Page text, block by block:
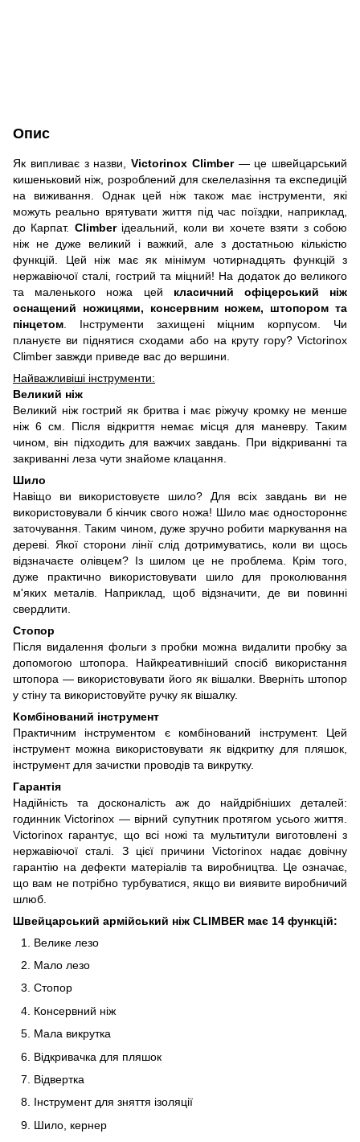
Опис
Як випливає з назви, Victorinox Climber— це швейцарський
кишеньковий ніж, розроблений для скелелазіння та експедицій
на виживання. Однак цей ніж також має інструменти, які
можуть реально врятувати життя під час поїздки, наприклад,
до Карпат. Climber ідеальний, коли ви хочете взяти з собою
ніж не дуже великий і важкий, але з достатньою кількістю
функцій. Цей ніж має як мінімум чотирнадцять функцій з
нержавіючої сталі, гострий та міцний! На додаток до великого
та маленького ножа цей класичний офіцерський ніж
оснащений ножицями, консервним ножем, штопором та
пінцетом . Інструменти захищені міцним корпусом. Чи
плануєте ви піднятися сходами або на круту гору? Victorinox
Climber завжди приведе вас до вершини.
Найважливіші інструменти:
Великий ніж
Великий ніж гострий як бритва і має ріжучу кромку не менше
ніж 6 см. Після відкриття немає місця для маневру. Таким
чином, він підходить для важчих завдань. При відкриванні та
закриванні леза чути знайоме клацання.
Шило
Навіщо ви використовуєте шило? Для всіх завдань ви не
використовували б кінчик свого ножа! Шило має одностороннє
заточування. Таким чином, дуже зручно робити маркування на
дереві. Якої сторони лінії слід дотримуватись, коли ви щось
відзначаєте олівцем? Із шилом це не проблема. Крім того,
дуже практично використовувати шило для проколювання
м'яких металів. Наприклад, щоб відзначити, де ви повинні
свердлити.
Стопор
Після видалення фольги з пробки можна видалити пробку за
допомогою штопора. Найкреативніший спосіб використання
штопора — використовувати його як вішалки. Вверніть штопор
у стіну та використовуйте ручку як вішалку.
Комбінований інструмент
Практичним інструментом є комбінований інструмент. Цей
інструмент можна використовувати як відкритку для пляшок,
інструмент для зачистки проводів та викрутку.
Гарантія
Надійність та досконалість аж до найдрібніших деталей:
годинник Victorinox — вірний супутник протягом усього життя.
Victorinox гарантує, що всі ножі та мультитули виготовлені з
нержавіючої сталі. З цієї причини Victorinox надає довічну
гарантію на дефекти матеріалів та виробництва. Це означає,
що вам не потрібно турбуватися, якщо ви виявите виробничий
шлюб.
Швейцарський армійський ніж CLIMBER має 14 функцій:
Велике лезо
Мало лезо
Стопор
Консервний ніж
Мала викрутка
Відкривачка для пляшок
Відвертка
Інструмент для зняття ізоляції
Шило, кернер